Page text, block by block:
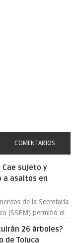
COMENTARIOS
Cae sujeto y
a asaltos en
de la Secretaría
(SSEM) permitió el
26 árboles?
de Toluca